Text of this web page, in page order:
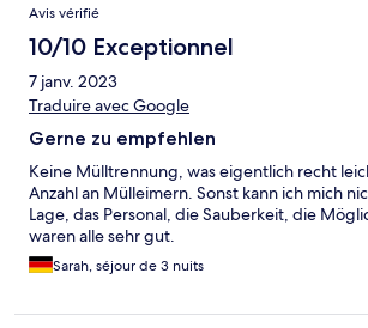
Avis vérifié
10/10 Exceptionnel
7 janv. 2023
Traduire avec Google
Gerne zu empfehlen
Keine Mülltrennung, was eigentlich recht
Anzahl an Mülleimern. Sonst kann ich mich
Lage, das Personal, die Sauberkeit, die
waren alle sehr gut.
Sarah, séjour de 3 nuits